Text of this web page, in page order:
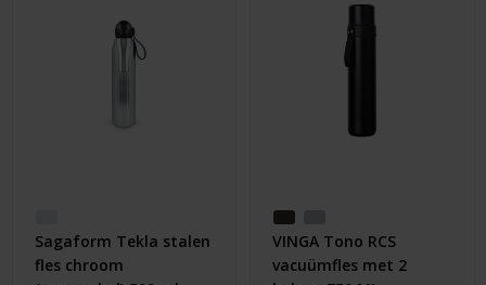
Sagaform Tekla stalen
fles chroom
VINGA Tono RCS
vacuümfles met 2